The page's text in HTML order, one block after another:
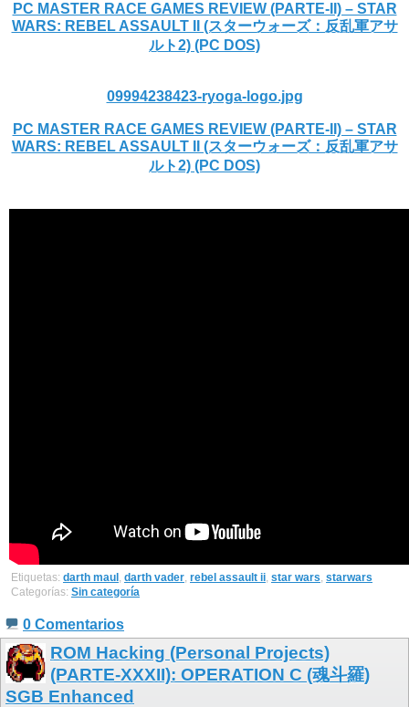
PC MASTER RACE GAMES REVIEW (PARTE-II) – STAR
WARS: REBEL ASSAULT II (スターウォーズ：反乱軍アサ
ルト2) (PC DOS)
09994238423-ryoga-logo.jpg
PC MASTER RACE GAMES REVIEW (PARTE-II) – STAR
WARS: REBEL ASSAULT II (スターウォーズ：反乱軍アサ
ルト2) (PC DOS)
Etiquetas: darth maul , darth vader, rebel assault ii, star wars, starwars
Categorías: Sin categoría
0 Comentarios
ROM Hacking (Personal Projects)
(PARTE-XXXII): OPERATION C (魂斗羅)
SGB Enhanced